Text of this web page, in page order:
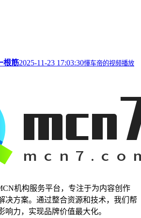
根筋2025-11-23 17:03:30懂车帝的视频播放
机构服务平台，专注于为内容创作
决方案。通过整合资源和技术，我们帮
响力，实现品牌价值最大化。